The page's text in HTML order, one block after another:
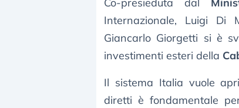
Co-presieduta dal
Internazionale, Luigi Di
Giancarlo Giorgetti si è
investimenti esteri della
Il sistema Italia vuole
diretti è fondamentale